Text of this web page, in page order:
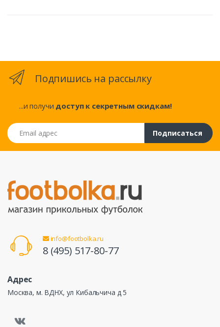
Подпишись на рассылку
...и получи доступ к секретным скидкам!
Email адрес
Подписаться
info@footbolka.ru
8 (495) 517-80-77
Адрес
Москва, м. ВДНХ, ул Кибальчича д 5